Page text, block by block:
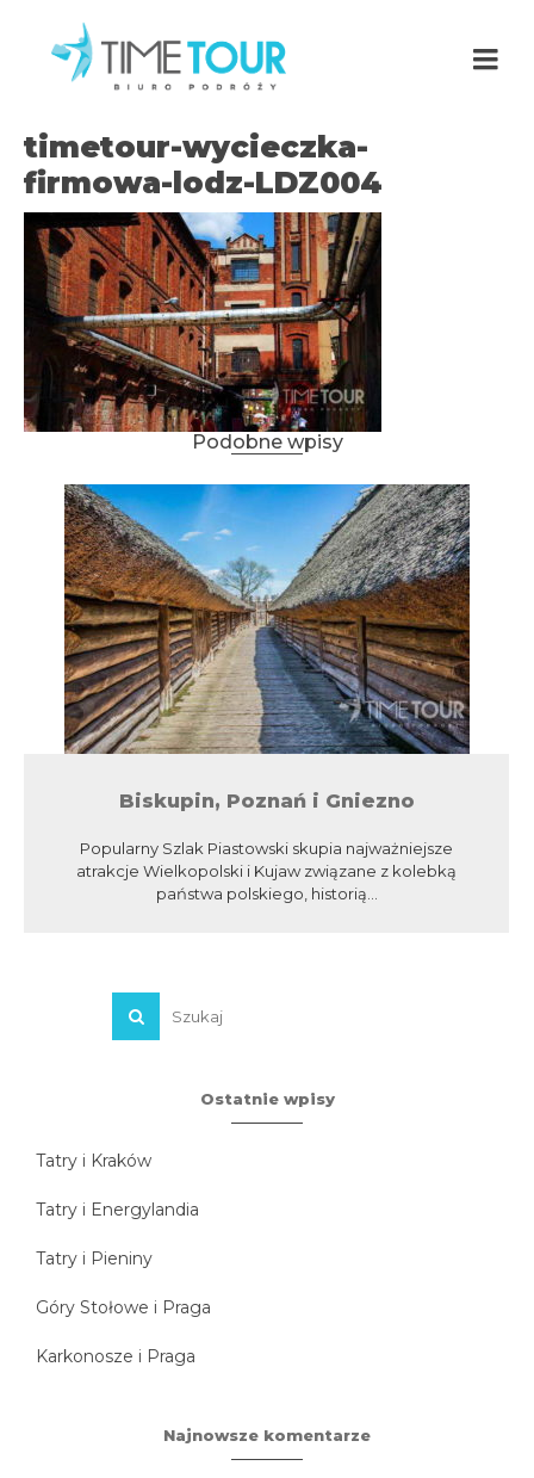
timetour-wycieczka-
firmowa-lodz-LDZ004
Podobne wpisy
Biskupin, Poznań i Gniezno
Popularny Szlak Piastowski skupia najważniejsze
atrakcje Wielkopolski i Kujaw związane z kolebką
państwa polskiego, historią...
Ostatnie wpisy
Tatry i Kraków
Tatry i Energylandia
Tatry i Pieniny
Góry Stołowe i Praga
Karkonosze i Praga
Najnowsze komentarze